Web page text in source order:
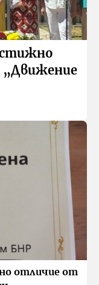
„Движение
отличие от